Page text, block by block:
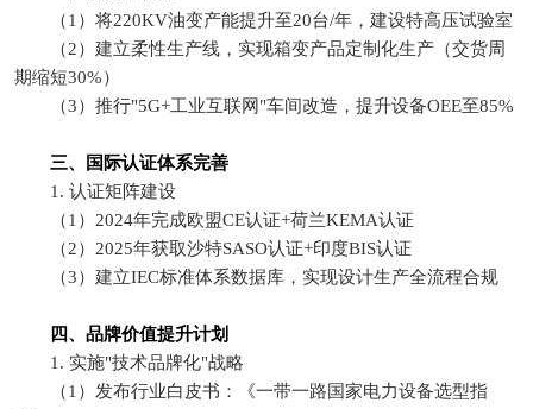
（1）将220KV油变产能提升至20台/年，建设特高压试验室
（2）建立柔性生产线，实现箱变产品定制化生产（交货周
期缩短30%）
（3）推行"5G+工业互联网"车间改造，提升设备OEE至85%
三、国际认证体系完善
1. 认证矩阵建设
（1）2024年完成欧盟CE认证+荷兰KEMA认证
（2）2025年获取沙特SASO认证+印度BIS认证
（3）建立IEC标准体系数据库，实现设计生产全流程合规
四、品牌价值提升计划
1. 实施"技术品牌化"战略
（1）发布行业白皮书：《一带一路国家电力设备选型指